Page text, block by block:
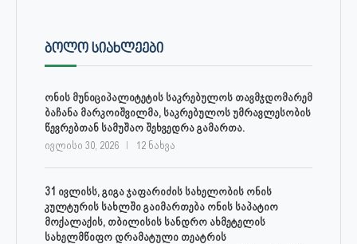
ᲑᲝᲚᲝ ᲡᲘᲐᲮᲚᲔᲔᲑᲘ
ონის მუნიციპალიტეტის საკრებულოს თავმჯდომარემ
ბაჩანა მარკოიშვილმა, საკრებულოს უმრავლესობის
წევრებთან სამუშაო შეხვედრა გამართა.
ივლისი 30, 2026 12 ნახვა
31 ივლისს, გიგა ჯაფარიძის სახელობის ონის
კულტურის სახლში გაიმართება ონის საპატიო
მოქალაქის, თბილისის სანდრო ახმეტელის
სახელმწიფო დრამატული თეატრის